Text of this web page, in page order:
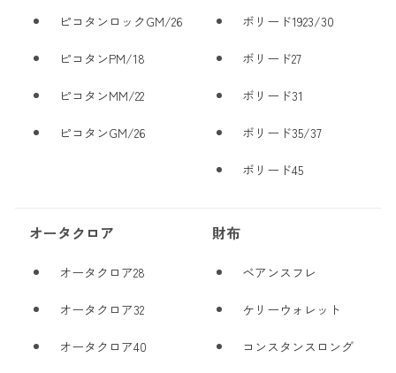
ピコタンロックGM/26
ピコタンPM/18
ピコタンMM/22
ピコタンGM/26
ボリード1923/30
ボリード27
ボリード31
ボリード35/37
ボリード45
オータクロア
オータクロア28
オータクロア32
オータクロア40
財布
ベアンスフレ
ケリーウォレット
コンスタンスロング